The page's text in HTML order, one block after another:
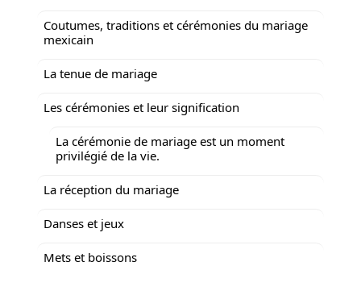
Coutumes, traditions et cérémonies du mariage
mexicain
La tenue de mariage
Les cérémonies et leur signification
La cérémonie de mariage est un moment
privilégié de la vie.
La réception du mariage
Danses et jeux
Mets et boissons